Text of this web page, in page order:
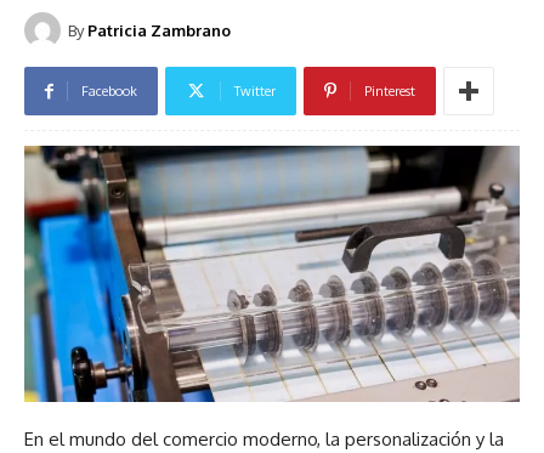
By Patricia Zambrano
Facebook Twitter Pinterest
En el mundo del comercio moderno, la personalización y la